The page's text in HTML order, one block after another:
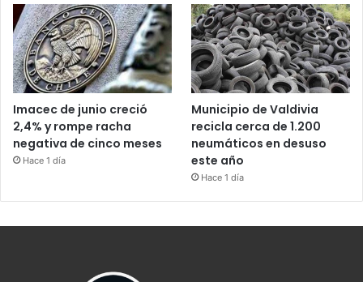
Imacec de junio creció
2,4% y rompe racha
negativa de cinco meses
Hace 1 día
Municipio de Valdivia
recicla cerca de 1.200
neumáticos en desuso
este año
Hace 1 día